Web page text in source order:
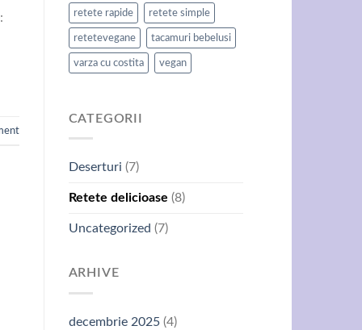
retete rapide retete simple
retetevegane tacamuri bebelusi
varza cu costita vegan
CATEGORII
Deserturi (7)
Retete delicioase (8)
Uncategorized (7)
ARHIVE
decembrie 2025(4)